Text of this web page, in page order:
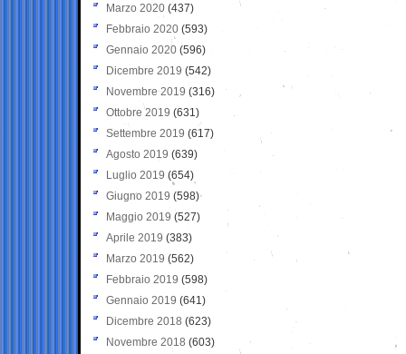
Marzo 2020 (437)
Febbraio 2020 (593)
Gennaio 2020 (596)
Dicembre 2019 (542)
Novembre 2019 (316)
Ottobre 2019 (631)
Settembre 2019 (617)
Agosto 2019 (639)
Luglio 2019 (654)
Giugno 2019 (598)
Maggio 2019 (527)
Aprile 2019 (383)
Marzo 2019 (562)
Febbraio 2019 (598)
Gennaio 2019 (641)
Dicembre 2018 (623)
Novembre 2018 (603)